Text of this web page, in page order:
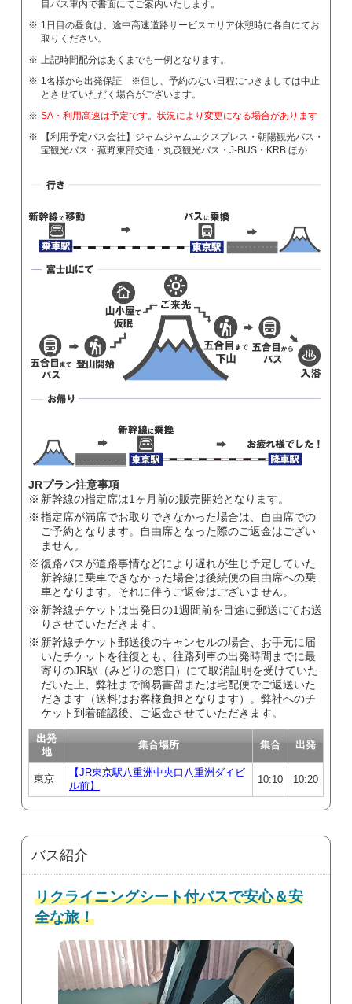
目バス車内で書面にてご案内いたします。
1日目の昼食は、途中高速道路サービスエリア休憩時に各自にてお
取りください。
上記時間配分はあくまでも一例となります。
1名様から出発保証 ※但し、予約のない日程につきましては中止
とさせていただく場合がございます。
SA・利用高速は予定です。状況により変更になる場合があります
【利用予定バス会社】ジャムジャムエクスプレス・朝陽観光バス・
宝観光バス・菰野東部交通・丸茂観光バス・J-BUS・KRB ほか
JRプラン注意事項
新幹線の指定席は1ヶ月前の販売開始となります。
指定席が満席でお取りできなかった場合は、自由席での
ご予約となります。自由席となった際のご返金はござい
ません。
復路バスが道路事情などにより遅れが生じ予定していた
新幹線に乗車できなかった場合は後続便の自由席への乗
車となります。それに伴うご返金はございません。
新幹線チケットは出発日の1週間前を目途に郵送にてお送
りさせていただきます。
新幹線チケット郵送後のキャンセルの場合、お手元に届
いたチケットを往復とも、往路列車の出発時間までに最
寄りのJR駅（みどりの窓口）にて取消証明を受けていた
だいた上、弊社まで簡易書留または宅配便でご返送いた
だきます（送料はお客様負担となります）。弊社へのチ
ケット到着確認後、ご返金させていただきます。
出発
地
集合場所 集合 出発
東京
【JR東京駅八重洲中央口八重洲ダイビ
ル前】
10:10 10:20
バス紹介
リクライニングシート付バスで安心＆安
全な旅！